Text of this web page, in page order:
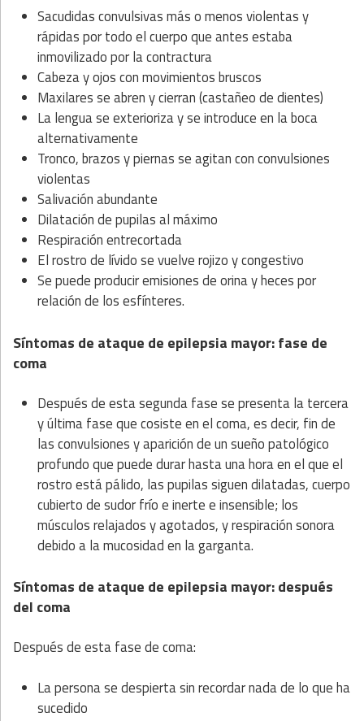
Sacudidas convulsivas más o menos violentas y
rápidas por todo el cuerpo que antes estaba
inmovilizado por la contractura
Cabeza y ojos con movimientos bruscos
Maxilares se abren y cierran (castañeo de dientes)
La lengua se exterioriza y se introduce en la boca
alternativamente
Tronco, brazos y piernas se agitan con convulsiones
violentas
Salivación abundante
Dilatación de pupilas al máximo
Respiración entrecortada
El rostro de lívido se vuelve rojizo y congestivo
Se puede producir emisiones de orina y heces por
relación de los esfínteres.
Síntomas de ataque de epilepsia mayor: fase de
coma
Después de esta segunda fase se presenta la tercera
y última fase que cosiste en el coma, es decir, fin de
las convulsiones y aparición de un sueño patológico
profundo que puede durar hasta una hora en el que el
rostro está pálido, las pupilas siguen dilatadas, cuerpo
cubierto de sudor frío e inerte e insensible; los
músculos relajados y agotados, y respiración sonora
debido a la mucosidad en la garganta.
Síntomas de ataque de epilepsia mayor: después
del coma
Después de esta fase de coma:
La persona se despierta sin recordar nada de lo que ha
sucedido